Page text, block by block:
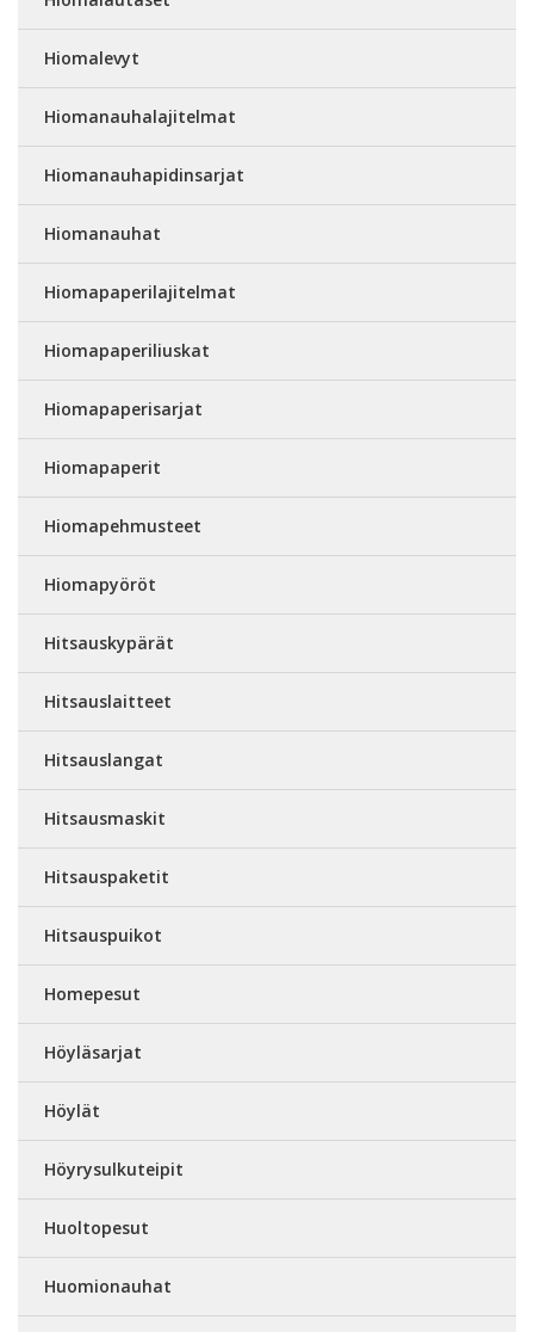
Hiomalevyt
Hiomanauhalajitelmat
Hiomanauhapidinsarjat
Hiomanauhat
Hiomapaperilajitelmat
Hiomapaperiliuskat
Hiomapaperisarjat
Hiomapaperit
Hiomapehmusteet
Hiomapyöröt
Hitsauskypärät
Hitsauslaitteet
Hitsauslangat
Hitsausmaskit
Hitsauspaketit
Hitsauspuikot
Homepesut
Höyläsarjat
Höylät
Höyrysulkuteipit
Huoltopesut
Huomionauhat